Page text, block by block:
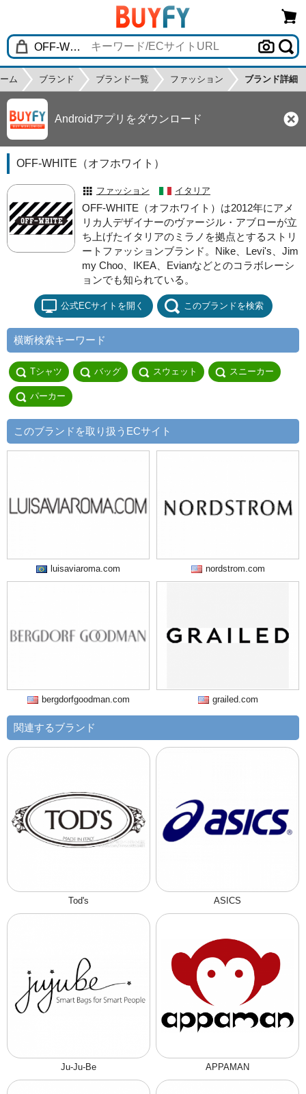
ム ブランド ブランド一覧 ファッション ブランド詳細
Androidアプリをダウンロード
OFF-WHITE（オフホワイト）
ファッション イタリア
OFF-WHITE（オフホワイト）は2012年にアメ
リカ人デザイナーのヴァージル・アブローが立
ち上げたイタリアのミラノを拠点とするストリ
ートファッションブランド。Nike、Levi's、Jim
my Choo、IKEA、Evianなどとのコラボレーシ
ョンでも知られている。
公式ECサイトを開く このブランドを検索
横断検索キーワード
Tシャツ バッグ スウェット スニーカー
パーカー
このブランドを取り扱うECサイト
luisaviaroma.com nordstrom.com
bergdorfgoodman.com grailed.com
関連するブランド
Tod's ASICS
Ju-Ju-Be APPAMAN